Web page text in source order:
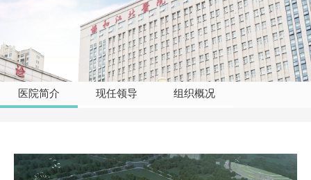
医院简介 现任领导 组织概况